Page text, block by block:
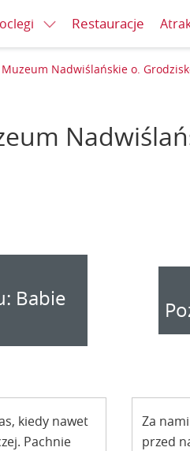
Restauracje
Muzeum Nadwiślańskie o.
Babie
kiedy nawet
Pachnie
Za
przed